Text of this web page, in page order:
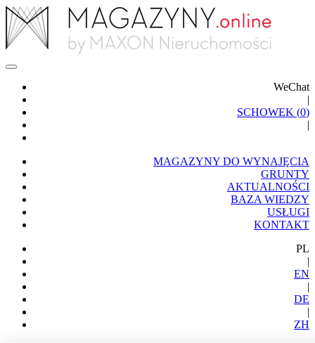
WeChat
|
SCHOWEK (0)
|
MAGAZYNY DO WYNAJĘCIA
GRUNTY
AKTUALNOŚCI
BAZA WIEDZY
USŁUGI
KONTAKT
PL
|
EN
|
DE
|
ZH